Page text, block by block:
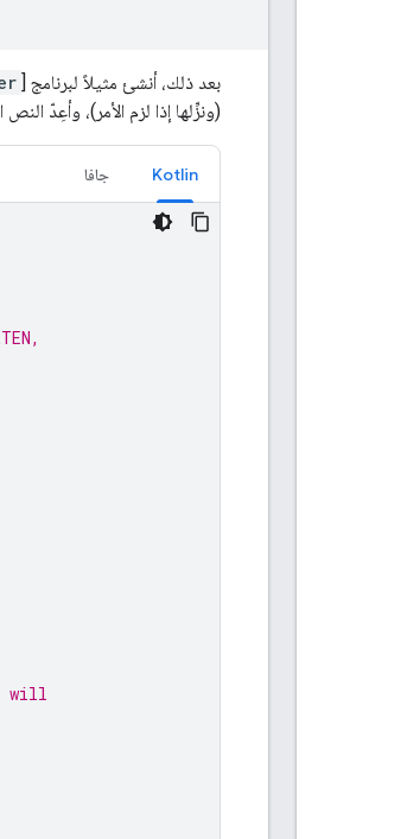
بعد ذلك، أنشئ مثيلاً لبرنامج [
(ونزِّلها إذا لزم الأمر)، وأعِدّ
Kotlin جافا
will